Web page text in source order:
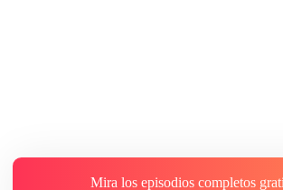
Mira los episodios completos